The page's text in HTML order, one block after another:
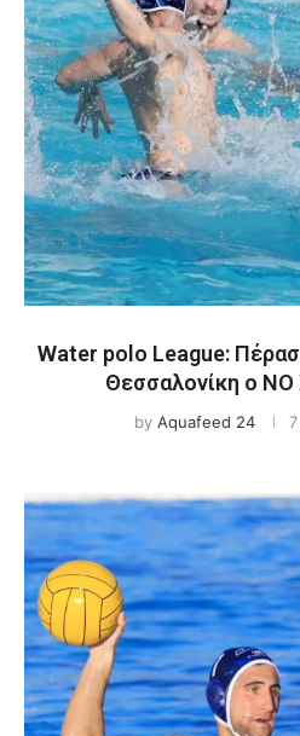
Water polo League:
Θεσσαλονίκη ο ΝΟ
by Aquafeed 24